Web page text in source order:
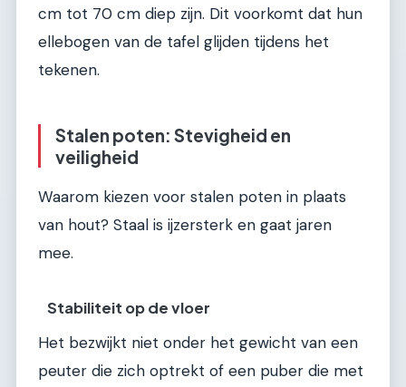
cm tot 70 cm diep zijn. Dit voorkomt dat hun
ellebogen van de tafel glijden tijdens het
tekenen.
Stalen poten: Stevigheid en
veiligheid
Waarom kiezen voor stalen poten in plaats
van hout? Staal is ijzersterk en gaat jaren
mee.
Stabiliteit op de vloer
Het bezwijkt niet onder het gewicht van een
peuter die zich optrekt of een puber die met